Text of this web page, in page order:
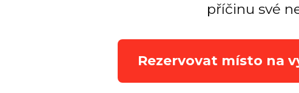
příčinu své
Rezervovat místo na